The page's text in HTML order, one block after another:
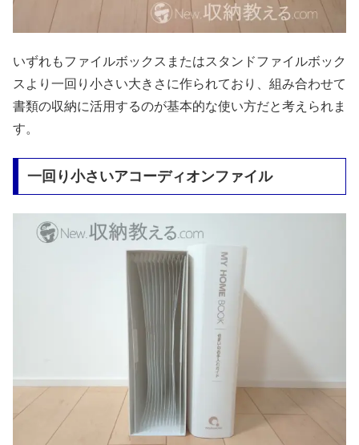
いずれもファイルボックスまたはスタンドファイルボック
スより一回り小さい大きさに作られており、組み合わせて
書類の収納に活用するのが基本的な使い方だと考えられま
す。
一回り小さいアコーディオンファイル